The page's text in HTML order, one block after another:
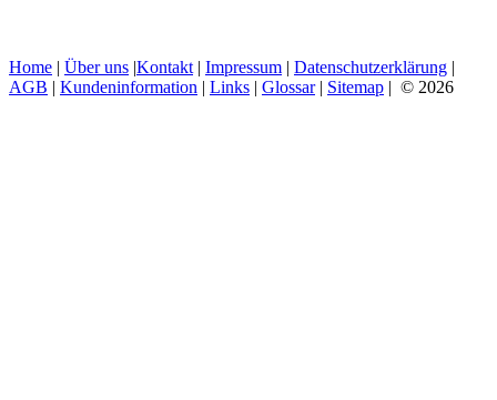
Home | Über uns |Kontakt | Impressum | Datenschutzerklärung |
AGB | Kundeninformation | Links | Glossar| Sitemap | © 2026